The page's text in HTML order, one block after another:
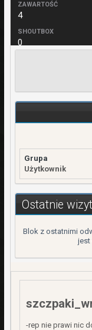
ZAWARTOŚĆ
4
SHOUTBOX
0
16 Grudzień 2021
Grupa
Użytkownik
Ostatnie
Blok z ostatnimi
jest
-rep nie prawi nic